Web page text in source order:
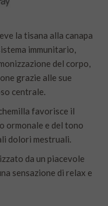
la tisana alla canapa
immunitario,
del corpo,
grazie alle sue
centrale.
favorisce il
ormonale e del tono
dolori mestruali.
da un piacevole
sensazione di relax e